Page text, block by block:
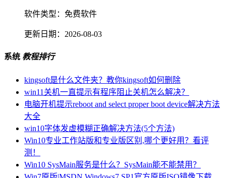
软件类型： 免费软件
更新日期： 2026-08-03
系统 教程排行
kingsoft是什么文件夹？教你kingsoft如何删除
win11关机一直提示有程序阻止关机怎么解决？
电脑开机提示reboot and select proper boot device解决方法
大全
win10字体发虚模糊正确解决方法(5个方法)
Win10专业工作站版和专业版区别,哪个更好用？看评
测！
Win10 SysMain服务是什么？SysMain能不能禁用？